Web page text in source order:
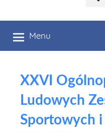
Menu
XXVI
Ludowych
Sportowych